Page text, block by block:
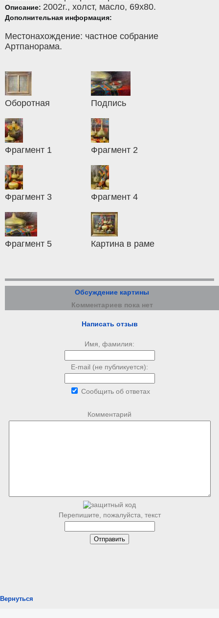
Описание: 2002г., холст, масло, 69x80.
Дополнительная информация:
Местонахождение: частное собрание
Артпанорама.
Оборотная Подпись
Фрагмент 1 Фрагмент 2
Фрагмент 3 Фрагмент 4
Фрагмент 5 Картина в раме
Обсуждение картины
Комментариев пока нет
Написать отзыв
Имя, фамилия:
E-mail (не публикуется):
Сообщить об ответах
Комментарий
Перепишите, пожалуйста, текст
Вернуться